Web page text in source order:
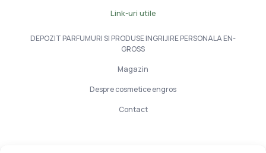
Link-uri utile
DEPOZIT PARFUMURI SI PRODUSE INGRIJIRE PERSONALA EN-
GROSS
Magazin
Despre cosmetice engros
Contact